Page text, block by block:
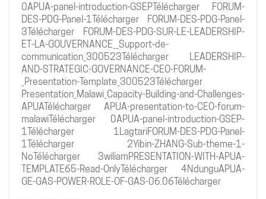
0APUA-panel-introduction-GSEPTélécharger FORUM-
DES-PDG-Panel-1Télécharger FORUM-DES-PDG-Panel-
3Télécharger FORUM-DES-PDG-SUR-LE-LEADERSHIP-
ET-LA-GOUVERNANCE__Support-de-
communication_300523Télécharger LEADERSHIP-
AND-STRATEGIC-GOVERNANCE-CEO-FORUM-
_Presentation-Template_300523Télécharger
Presentation_Malawi_Capacity-Building-and-Challenges-
APUATélécharger APUA-presentation-to-CEO-forum-
malawiTélécharger 0APUA-panel-introduction-GSEP-
1Télécharger 1LagtariFORUM-DES-PDG-Panel-
1Télécharger 2Yibin-ZHANG-Sub-theme-1-
NoTélécharger 3wiliamPRESENTATION-WITH-APUA-
TEMPLATE65-Read-OnlyTélécharger 4NdunguAPUA-
GE-GAS-POWER-ROLE-OF-GAS-06.06Télécharger